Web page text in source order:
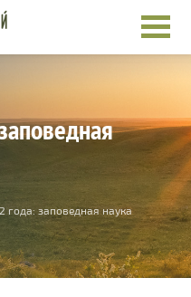
года: заповедная наука